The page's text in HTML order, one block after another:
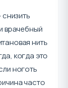
врачебный
нить
когда это
ноготь
часто